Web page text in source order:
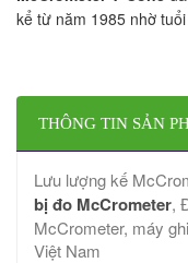
kể từ năm 1985 nhờ
THÔNG TIN SẢN
Lưu lượng kế
bị đo McCrometer,
McCrometer, máy
Việt Nam